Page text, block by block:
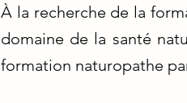
À la recherche de la
domaine de la santé
formation naturopathe